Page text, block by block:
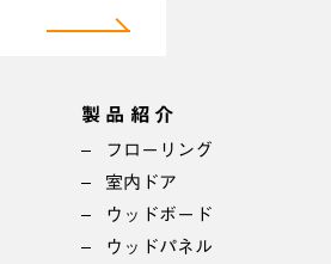
製品紹介
フローリング
室内ドア
ウッドボード
ウッドパネル